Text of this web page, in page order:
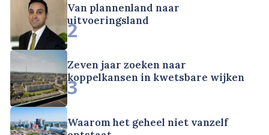
Van plannenland naar
uitvoeringsland
2
Zeven jaar zoeken naar
koppelkansen in kwetsbare wijken
3
Waarom het geheel niet vanzelf